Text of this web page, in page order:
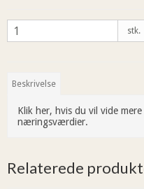
stk.
Beskrivelse
Klik her, hvis du vil vide
næringsværdier.
Relaterede